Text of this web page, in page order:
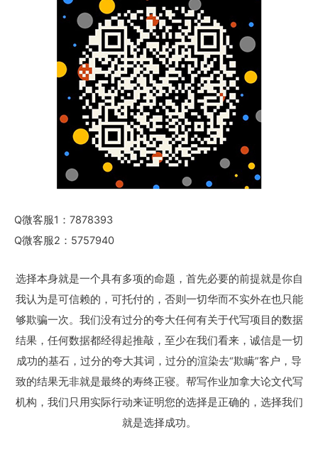
Q微客服1：7878393
Q微客服2：5757940
选择本身就是一个具有多项的命题，首先必要的前提就是你自
我认为是可信赖的，可托付的，否则一切华而不实外在也只能
够欺骗一次。我们没有过分的夸大任何有关于代写项目的数据
结果，任何数据都经得起推敲，至少在我们看来，诚信是一切
成功的基石，过分的夸大其词，过分的渲染去“欺瞒”客户，导
致的结果无非就是最终的寿终正寝。帮写作业加拿大论文代写
机构，我们只用实际行动来证明您的选择是正确的，选择我们
就是选择成功。